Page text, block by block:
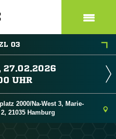
03


2000/Na-West 3, Marie-
21035 Hamburg